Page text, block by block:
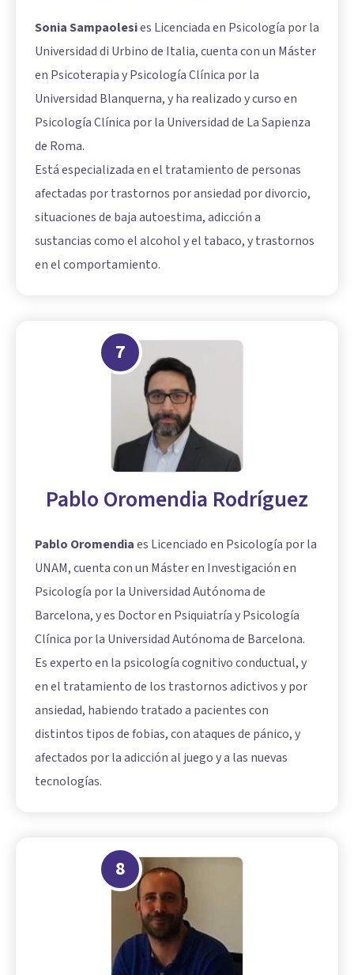
Sonia Sampaolesies Licenciada en Psicología por la
Universidad di Urbino de Italia, cuenta con un Máster
en Psicoterapia y Psicología Clínica por la
Universidad Blanquerna, y ha realizado y curso en
Psicología Clínica por la Universidad de La Sapienza
de Roma.
Está especializada en el tratamiento de personas
afectadas por trastornos por ansiedad por divorcio,
situaciones de baja autoestima, adicción a
sustancias como el alcohol y el tabaco, y trastornos
en el comportamiento.
7
Pablo Oromendia Rodríguez
Pablo Oromendiaes Licenciado en Psicología por la
UNAM, cuenta con un Máster en Investigación en
Psicología por la Universidad Autónoma de
Barcelona, y es Doctor en Psiquiatría y Psicología
Clínica por la Universidad Autónoma de Barcelona.
Es experto en la psicología cognitivo conductual, y
en el tratamiento de los trastornos adictivos y por
ansiedad, habiendo tratado a pacientes con
distintos tipos de fobias, con ataques de pánico, y
afectados por la adicción al juego y a las nuevas
tecnologías.
8